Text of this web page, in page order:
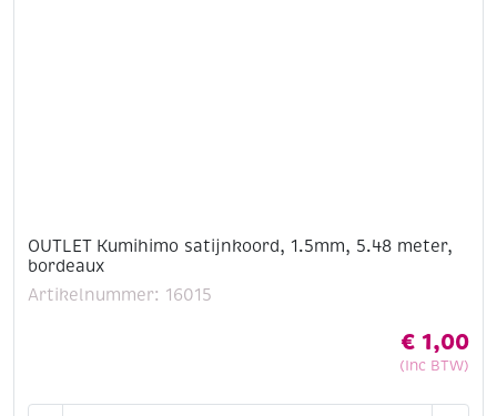
OUTLET Kumihimo satijnkoord, 1.5mm, 5.48 meter,
bordeaux
Artikelnummer: 16015
€ 1,00
(Inc BTW)